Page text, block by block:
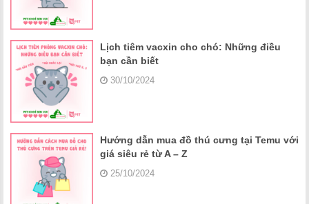
Lịch tiêm vacxin cho chó: Những điều
bạn cần biết
30/10/2024
Hướng dẫn mua đồ thú cưng tại Temu với
giá siêu rẻ từ A – Z
25/10/2024